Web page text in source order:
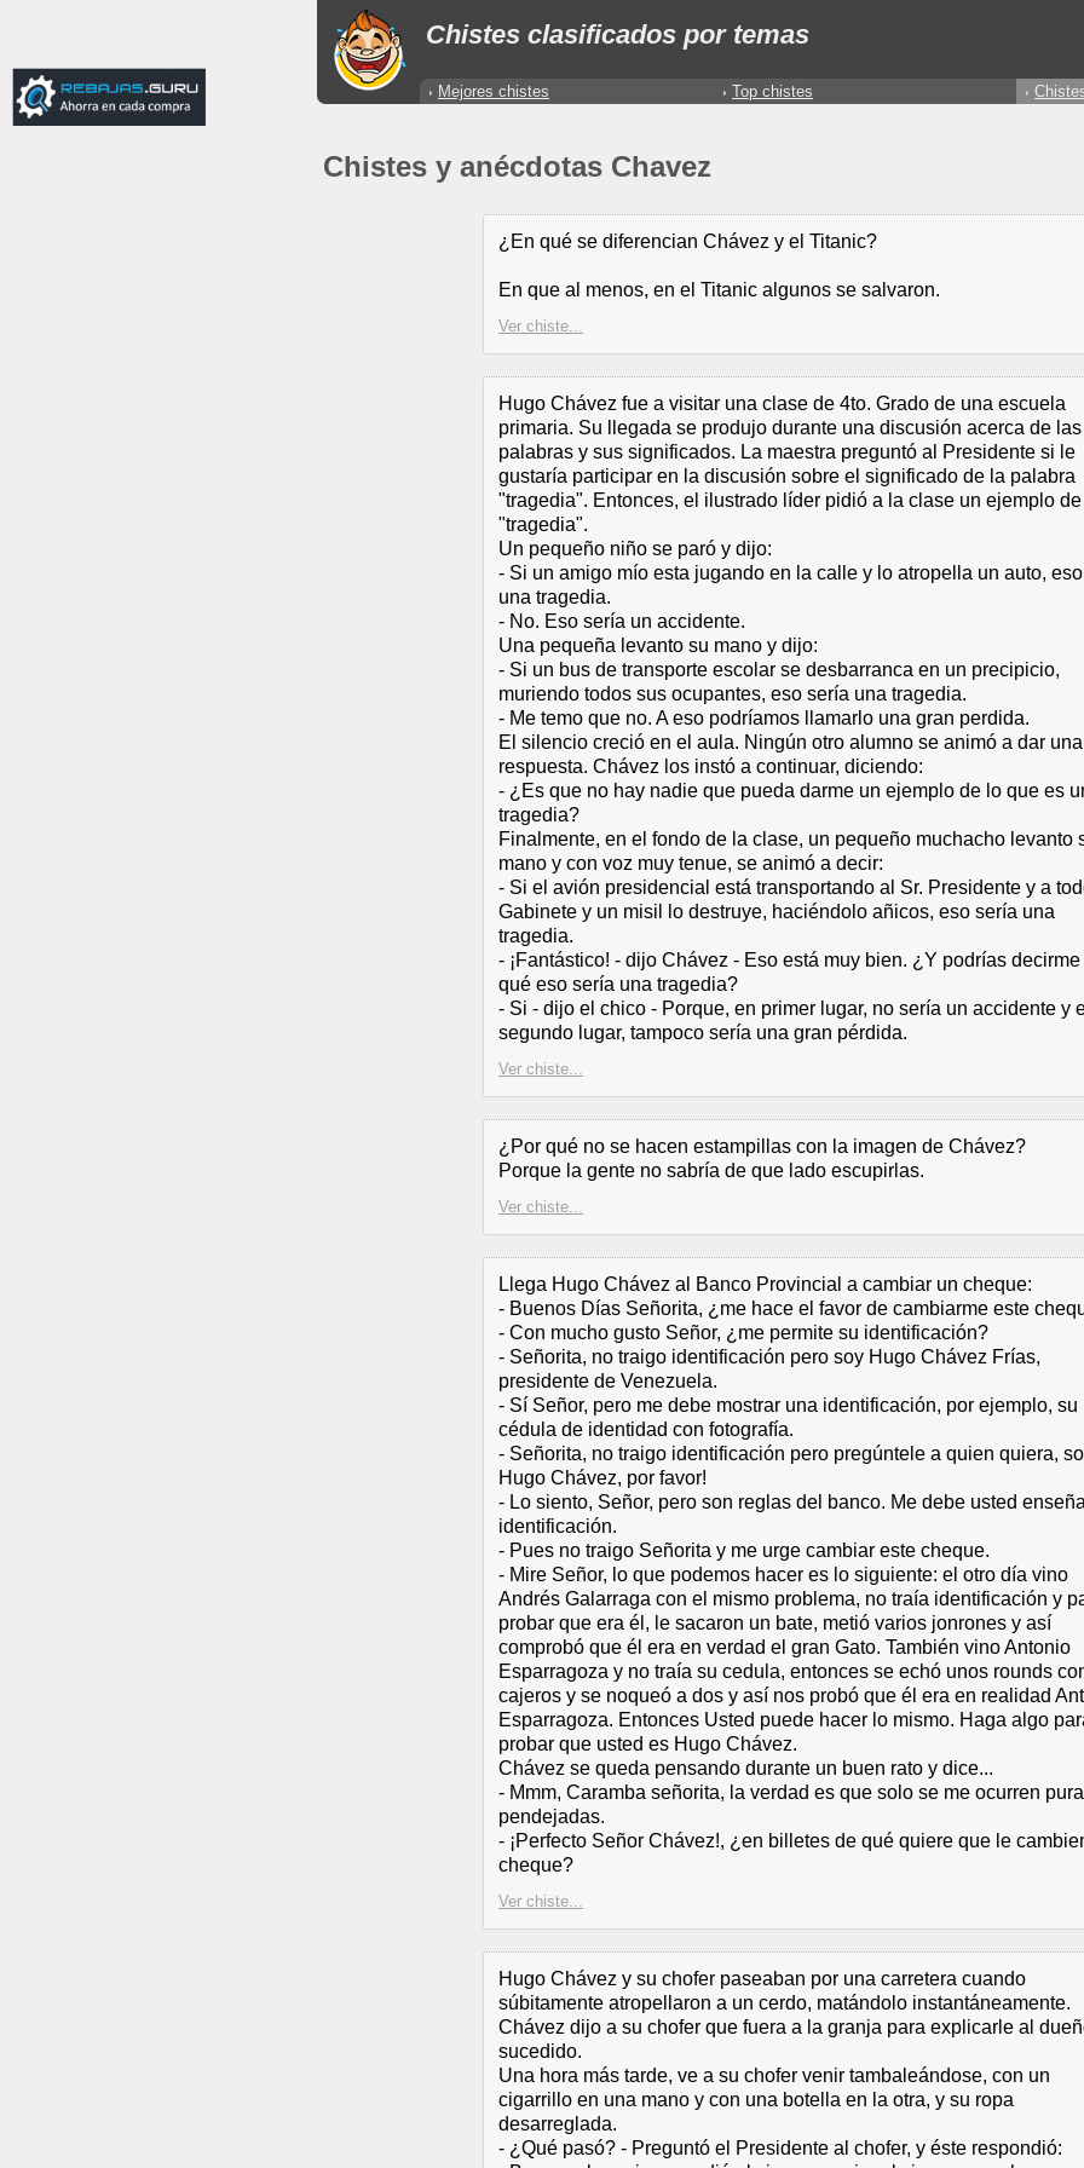
Chistes clasificados por temas
Mejores chistes Top chistes
Chistes y anécdotas Chavez
¿En qué se diferencian Chávez y el Titanic?
En que al menos, en el Titanic algunos se salvaron.
Ver chiste...
Hugo Chávez fue a visitar una clase de 4to. Grado de una escuela
primaria. Su llegada se produjo durante una discusión acerca de las
palabras y sus significados. La maestra preguntó al Presidente si le
gustaría participar en la discusión sobre el significado de la palabra
"tragedia". Entonces, el ilustrado líder pidió a la clase un ejemplo de
"tragedia".
Un pequeño niño se paró y dijo:
- Si un amigo mío esta jugando en la calle y lo atropella un auto,
una tragedia.
- No. Eso sería un accidente.
Una pequeña levanto su mano y dijo:
- Si un bus de transporte escolar se desbarranca en un precipicio,
muriendo todos sus ocupantes, eso sería una tragedia.
- Me temo que no. A eso podríamos llamarlo una gran perdida.
El silencio creció en el aula. Ningún otro alumno se animó a dar una
respuesta. Chávez los instó a continuar, diciendo:
- ¿Es que no hay nadie que pueda darme un ejemplo de lo que es
tragedia?
Finalmente, en el fondo de la clase, un pequeño muchacho levanto
mano y con voz muy tenue, se animó a decir:
- Si el avión presidencial está transportando al Sr. Presidente y a
Gabinete y un misil lo destruye, haciéndolo añicos, eso sería una
tragedia.
- ¡Fantástico! - dijo Chávez - Eso está muy bien. ¿Y podrías decirme
qué eso sería una tragedia?
- Si - dijo el chico - Porque, en primer lugar, no sería un accidente y
segundo lugar, tampoco sería una gran pérdida.
Ver chiste...
¿Por qué no se hacen estampillas con la imagen de Chávez?
Porque la gente no sabría de que lado escupirlas.
Ver chiste...
Llega Hugo Chávez al Banco Provincial a cambiar un cheque:
- Buenos Días Señorita, ¿me hace el favor de cambiarme este
- Con mucho gusto Señor, ¿me permite su identificación?
- Señorita, no traigo identificación pero soy Hugo Chávez Frías,
presidente de Venezuela.
- Sí Señor, pero me debe mostrar una identificación, por ejemplo, su
cédula de identidad con fotografía.
- Señorita, no traigo identificación pero pregúntele a quien quiera,
Hugo Chávez, por favor!
- Lo siento, Señor, pero son reglas del banco. Me debe usted
identificación.
- Pues no traigo Señorita y me urge cambiar este cheque.
- Mire Señor, lo que podemos hacer es lo siguiente: el otro día vino
Andrés Galarraga con el mismo problema, no traía identificación y
probar que era él, le sacaron un bate, metió varios jonrones y así
comprobó que él era en verdad el gran Gato. También vino Antonio
Esparragoza y no traía su cedula, entonces se echó unos rounds
cajeros y se noqueó a dos y así nos probó que él era en realidad
Esparragoza. Entonces Usted puede hacer lo mismo. Haga algo
probar que usted es Hugo Chávez.
Chávez se queda pensando durante un buen rato y dice...
- Mmm, Caramba señorita, la verdad es que solo se me ocurren
pendejadas.
- ¡Perfecto Señor Chávez!, ¿en billetes de qué quiere que le
cheque?
Ver chiste...
Hugo Chávez y su chofer paseaban por una carretera cuando
súbitamente atropellaron a un cerdo, matándolo instantáneamente.
Chávez dijo a su chofer que fuera a la granja para explicarle al
sucedido.
Una hora más tarde, ve a su chofer venir tambaleándose, con un
cigarrillo en una mano y con una botella en la otra, y su ropa
desarreglada.
- ¿Qué pasó? - Preguntó el Presidente al chofer, y éste respondió: